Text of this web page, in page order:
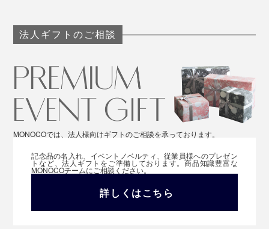
漆や箔塗装の工芸品もやさしくお手入れできるスグレモ
ノです。
『UKIHA』キッチンふきんを見る >>
1年中いろんな場面で、「心地いい」を感じられる“理想
のタオル”。この幸せを、ぜひ体感してください。
法人ギフトのご相談
MONOCOでは、法人様向けギフトのご相談を承っております。
記念品の名入れ、イベントノベルティ、従業員様へのプレゼン
トなど、法人ギフトをご準備しております。商品知識豊富な
MONOCOチームにご相談ください。
詳しくはこちら